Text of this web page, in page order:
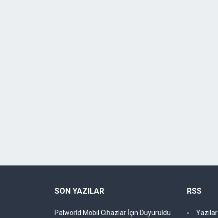
SON YAZILAR
Palworld Mobil Cihazlar İçin Duyuruldu
RSS